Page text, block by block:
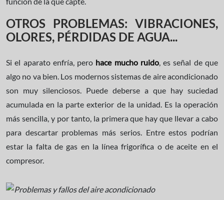
OTROS PROBLEMAS: VIBRACIONES,
OLORES, PÉRDIDAS DE AGUA...
Si el aparato enfría, pero hace mucho ruido, es señal de que
algo no va bien. Los modernos sistemas de aire acondicionado
son muy silenciosos. Puede deberse a que hay suciedad
acumulada en la parte exterior de la unidad. Es la operación
más sencilla, y por tanto, la primera que hay que llevar a cabo
para descartar problemas más serios. Entre estos podrían
estar la falta de gas en la línea frigorífica o de aceite en el
compresor.